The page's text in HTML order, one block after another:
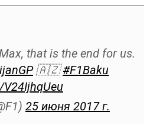
that is the end for us.
🇦🇿#F1Baku
25 июня 2017 г.